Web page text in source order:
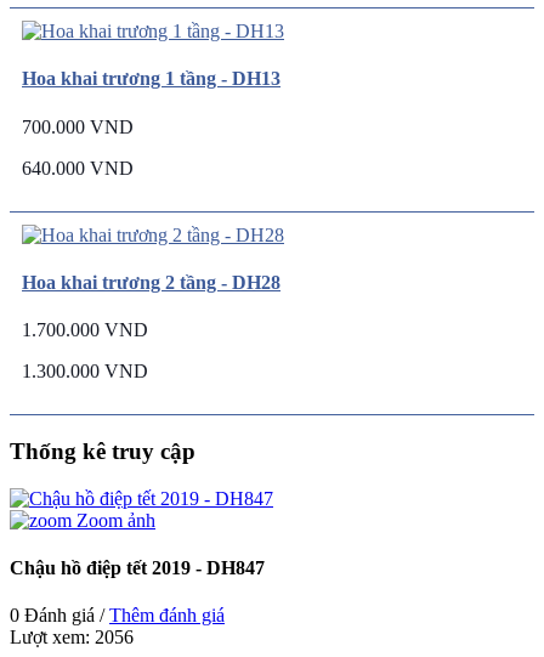
Hoa khai trương 1 tầng - DH13
700.000 VND
640.000 VND
Hoa khai trương 2 tầng - DH28
1.700.000 VND
1.300.000 VND
Thống kê truy cập
Zoom ảnh
Chậu hồ điệp tết 2019 - DH847
0 Đánh giá /Thêm đánh giá
Lượt xem: 2056